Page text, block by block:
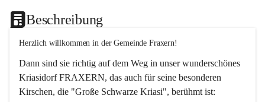
Beschreibung
Herzlich willkommen in der Gemeinde Fraxern!
Dann sind sie richtig auf dem Weg in unser wunderschönes
Kriasidorf FRAXERN, das auch für seine besonderen
Kirschen, die "Große Schwarze Kriasi", berühmt ist: